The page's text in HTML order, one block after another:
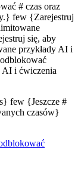
# czas oraz
few {Zarejestruj
się, aby
przykłady AI i
AI i ćwiczenia
few {Jeszcze #
czasów}